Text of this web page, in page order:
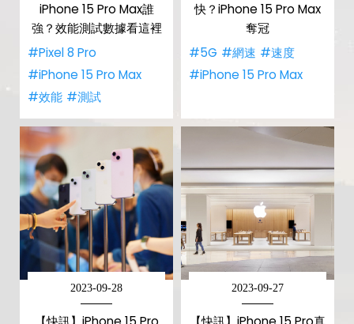
iPhone 15 Pro Max誰
強？效能測試數據看這裡
#Pixel 8 Pro
#iPhone 15 Pro Max
#效能 #測試
快？iPhone 15 Pro Max
奪冠
#5G #網速 #速度
#iPhone 15 Pro Max
2023-09-28 2023-09-27